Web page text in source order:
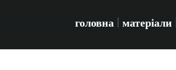
головна матеріали